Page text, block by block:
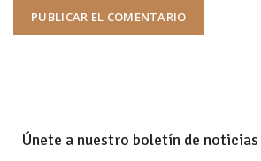
Únete a nuestro boletín de noticias